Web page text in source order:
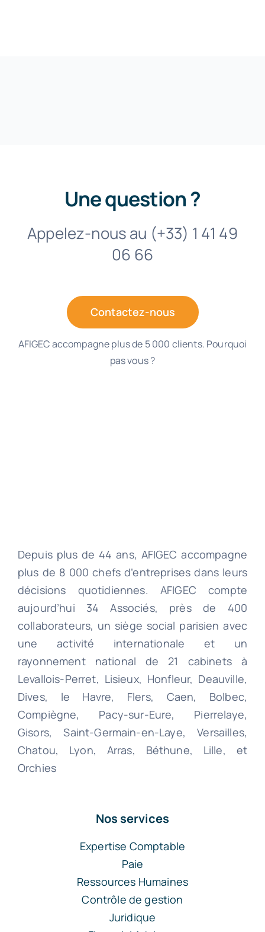
Une question ?
Appelez-nous au (+33) 1 41 49
06 66
Contactez-nous
AFIGEC accompagne plus de 5 000 clients. Pourquoi
pas vous ?
Depuis plus de 44 ans, AFIGEC accompagne
plus de 8 000 chefs d’entreprises dans leurs
décisions quotidiennes. AFIGEC compte
aujourd’hui 34 Associés, près de 400
collaborateurs, un siège social parisien avec
une activité internationale et un
rayonnement national de 21 cabinets à
Levallois-Perret, Lisieux, Honfleur, Deauville,
Dives, le Havre, Flers, Caen, Bolbec,
Compiègne, Pacy-sur-Eure, Pierrelaye,
Gisors, Saint-Germain-en-Laye, Versailles,
Chatou, Lyon, Arras, Béthune, Lille, et
Orchies
Nos services
Expertise Comptable
Paie
Ressources Humaines
Contrôle de gestion
Juridique